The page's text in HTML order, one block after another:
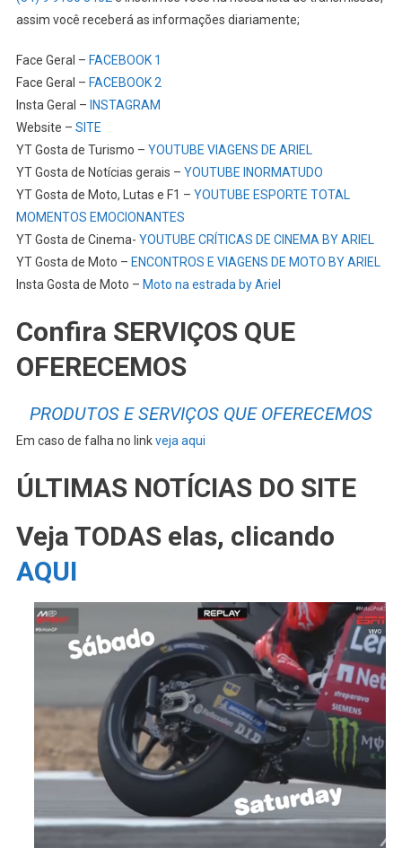
assim você receberá as informações diariamente;
Face Geral – FACEBOOK 1
Face Geral – FACEBOOK 2
Insta Geral – INSTAGRAM
Website – SITE
YT Gosta de Turismo – YOUTUBE VIAGENS DE ARIEL
YT Gosta de Notícias gerais – YOUTUBE INORMATUDO
YT Gosta de Moto, Lutas e F1 – YOUTUBE ESPORTE TOTAL
MOMENTOS EMOCIONANTES
YT Gosta de Cinema- YOUTUBE CRÍTICAS DE CINEMA BY ARIEL
YT Gosta de Moto – ENCONTROS E VIAGENS DE MOTO BY ARIEL
Insta Gosta de Moto – Moto na estrada by Ariel
Confira SERVIÇOS QUE
OFERECEMOS
PRODUTOS E SERVIÇOS QUE OFERECEMOS
Em caso de falha no linkveja aqui
ÚLTIMAS NOTÍCIAS DO SITE
Veja TODAS elas, clicando
AQUI